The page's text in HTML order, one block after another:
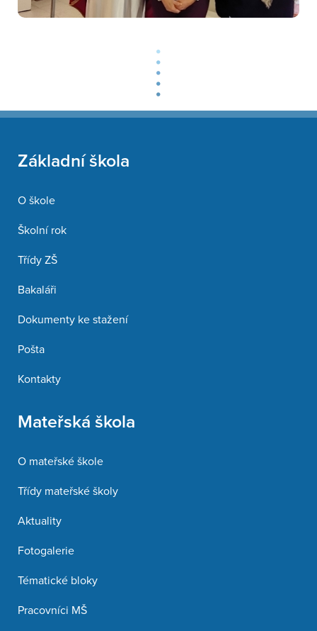
Základní škola
O škole
Školní rok
Třídy ZŠ
Bakaláři
Dokumenty ke stažení
Pošta
Kontakty
Mateřská škola
O mateřské škole
Třídy mateřské školy
Aktuality
Fotogalerie
Tématické bloky
Pracovníci MŠ